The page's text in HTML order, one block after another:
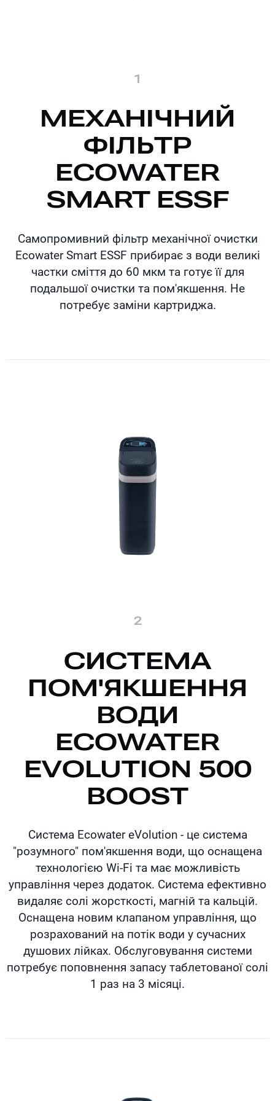
1
МЕХАНІЧНИЙ
ФІЛЬТР
ECOWATER
SMART ESSF
Самопромивний фільтр механічної очистки
Ecowater Smart ESSF прибирає з води великі
частки сміття до 60 мкм та готує її для
подальшої очистки та пом'якшення. Не
потребує заміни картриджа.
2
СИСТЕМА
ПОМ'ЯКШЕННЯ
ВОДИ
ECOWATER
EVOLUTION 500
BOOST
Система Ecowater eVolution - це система
"розумного" пом'якшення води, що оснащена
технологією Wi-Fi та має можливість
управління через додаток. Система ефективно
видаляє солі жорсткості, магній та кальцій.
Оснащена новим клапаном управління, що
розрахований на потік води у сучасних
душових лійках. Обслуговування системи
потребує поповнення запасу таблетованої солі
1 раз на 3 місяці.